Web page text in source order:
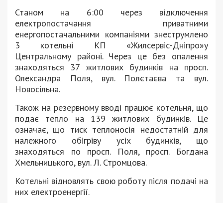
Станом на 6:00 через відключення
електропостачання приватними
енергопостачальними компаніями знеструмлено
3 котельні КП «Жилсервіс-Дніпро»у
Центральному районі. Через це без опалення
знаходяться 37 житлових будинків на просп.
Олександра Поля, вул. Полєтаєва та вул.
Новосільна.
Також на резервному вводі працює котельня, що
подає тепло на 139 житлових будинків. Це
означає, що тиск теплоносія недостатній для
належного обігріву усіх будинків, що
знаходяться по просп. Поля, просп. Богдана
Хмельницького, вул. Л. Стромцова.
Котельні відновлять свою роботу після подачі на
них електроенергії.